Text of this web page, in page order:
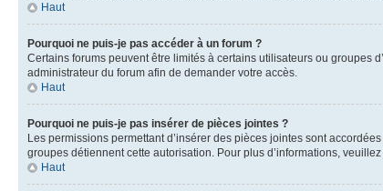
Haut
Pourquoi ne puis-je pas accéder à un forum ?
Certains forums peuvent être limités à certains utilisateurs ou groupes
administrateur du forum afin de demander votre accès.
Haut
Pourquoi ne puis-je pas insérer de pièces jointes ?
Les permissions permettant d’insérer des pièces jointes sont
groupes détiennent cette autorisation. Pour plus d’informations,
Haut